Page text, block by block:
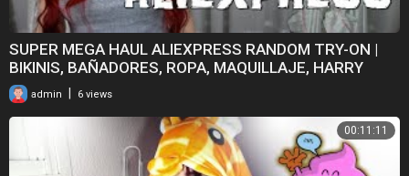
SUPER MEGA HAUL ALIEXPRESS RANDOM TRY-ON |
BIKINIS, BAÑADORES, ROPA, MAQUILLAJE, HARRY
POTTER...
admin 6 views
00:11:11